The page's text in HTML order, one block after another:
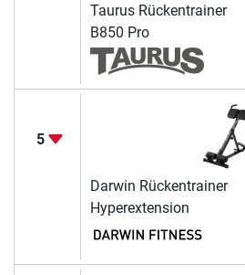
Taurus Rückentrainer
B850 Pro
5
Darwin Rückentrainer
Hyperextension